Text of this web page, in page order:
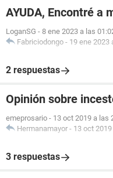
AYUDA, Encontré a
LoganSG - 8 ene 2023 a las
Fabriciodongo - 19 ene 2023
2 respuestas
Opinión sobre
emeprosario - 13 oct 2019 a las
Hermanamayor - 13 oct
3 respuestas